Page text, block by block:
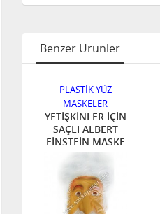
Benzer Ürünler
PLASTİK YÜZ
MASKELER
YETİŞKİNLER İÇİN
SAÇLI ALBERT
EİNSTEİN MASKE